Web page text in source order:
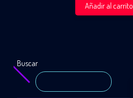
Añadir al carrito
Buscar